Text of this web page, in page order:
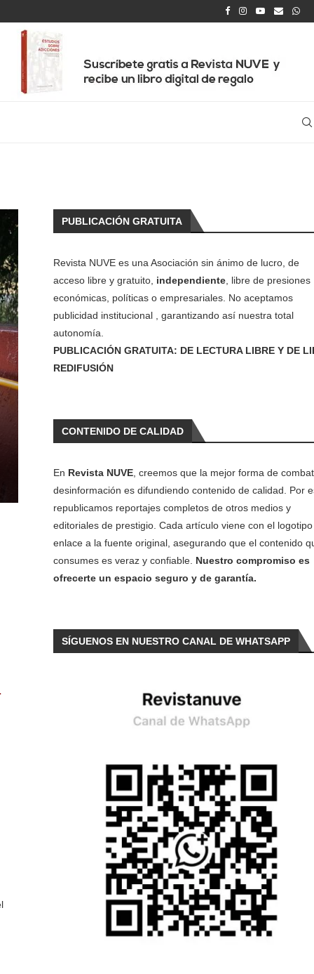
PUBLICACIÓN GRATUITA
Revista NUVE es una Asociación sin ánimo de lucro, de
acceso libre y gratuito, independiente, libre de presiones
económicas, políticas o empresariales. No aceptamos
publicidad institucional , garantizando así nuestra total
autonomía.
PUBLICACIÓN GRATUITA: DE LECTURA LIBRE Y DE
REDIFUSIÓN
CONTENIDO DE CALIDAD
En Revista NUVE, creemos que la mejor forma de
desinformación es difundiendo contenido de calidad. Por
republicamos reportajes completos de otros medios y
editoriales de prestigio. Cada artículo viene con el
enlace a la fuente original, asegurando que el contenido
consumes es veraz y confiable. Nuestro compromiso es
ofrecerte un espacio seguro y de garantía.
SÍGUENOS EN NUESTRO CANAL DE WHATSAPP